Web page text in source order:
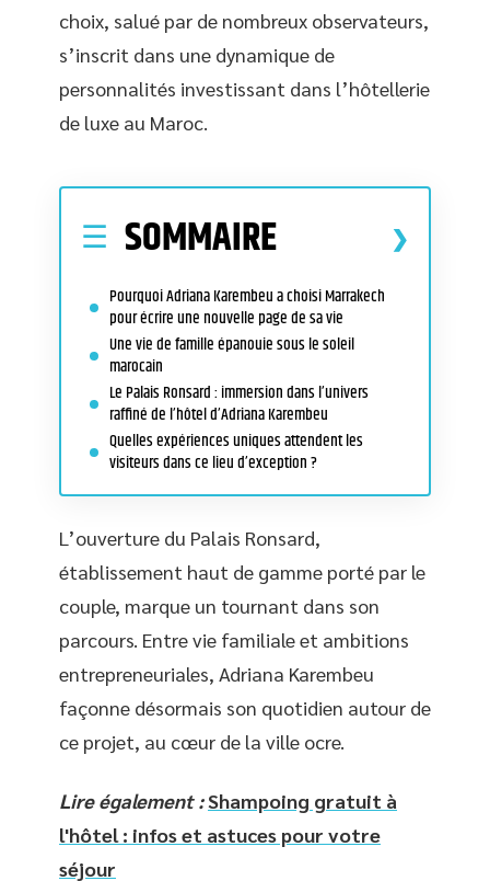
choix, salué par de nombreux observateurs,
s’inscrit dans une dynamique de
personnalités investissant dans l’hôtellerie
de luxe au Maroc.
SOMMAIRE
Pourquoi Adriana Karembeu a choisi Marrakech
pour écrire une nouvelle page de sa vie
Une vie de famille épanouie sous le soleil
marocain
Le Palais Ronsard : immersion dans l’univers
raffiné de l’hôtel d’Adriana Karembeu
Quelles expériences uniques attendent les
visiteurs dans ce lieu d’exception ?
L’ouverture du Palais Ronsard,
établissement haut de gamme porté par le
couple, marque un tournant dans son
parcours. Entre vie familiale et ambitions
entrepreneuriales, Adriana Karembeu
façonne désormais son quotidien autour de
ce projet, au cœur de la ville ocre.
Lire également : Shampoing gratuit à
l'hôtel : infos et astuces pour votre
séjour